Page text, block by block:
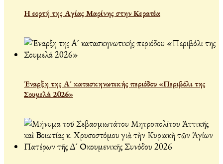
Η εορτή της Αγίας Μαρίνης στην Κερατέα
Έναρξη της Α´ κατασκηνωτικής περιόδου «Περιβόλι της
Σουμελά 2026»